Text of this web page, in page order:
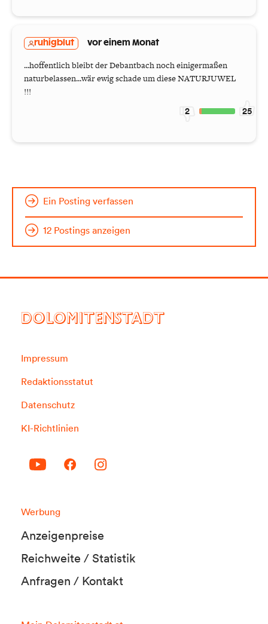
ruhigblut vor einem Monat
...hoffentlich bleibt der Debantbach noch einigermaßen
naturbelassen...wär ewig schade um diese NATURJUWEL
!!!
2 25
Ein Posting verfassen
12 Postings anzeigen
DOLOMITENSTADT
Impressum
Redaktionsstatut
Datenschutz
KI-Richtlinien
Werbung
Anzeigenpreise
Reichweite / Statistik
Anfragen / Kontakt